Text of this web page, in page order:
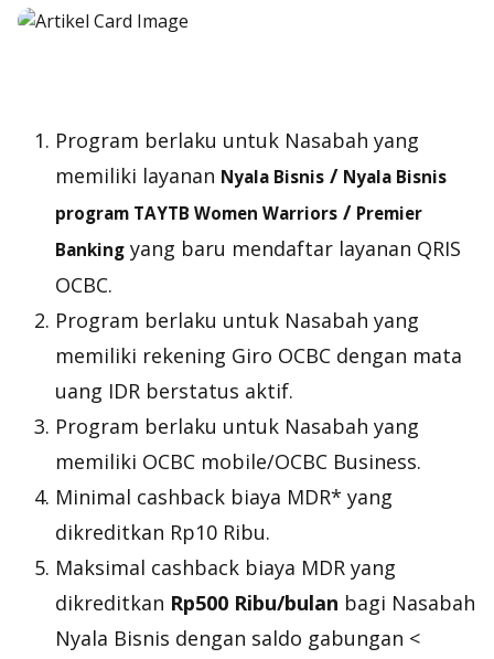
Program berlaku untuk Nasabah yang
memiliki layanan Nyala Bisnis / Nyala Bisnis
program TAYTB Women Warriors / Premier
Banking yang baru mendaftar layanan QRIS
OCBC.
Program berlaku untuk Nasabah yang
memiliki rekening Giro OCBC dengan mata
uang IDR berstatus aktif.
Program berlaku untuk Nasabah yang
memiliki OCBC mobile/OCBC Business.
Minimal cashback biaya MDR* yang
dikreditkan Rp10 Ribu.
Maksimal cashback biaya MDR yang
dikreditkan Rp500 Ribu/bulan bagi Nasabah
Nyala Bisnis dengan saldo gabungan <